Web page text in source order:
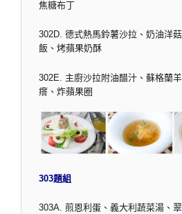
焦糖布丁
302D. 德式熱馬鈴薯沙拉、奶油洋
飯、烤蘋果奶酥
302E. 主廚沙拉附油醋汁、蘇格蘭
瘩、炸蘋果圈
303題組
303A. 煎恩利蛋、義大利蔬菜湯、